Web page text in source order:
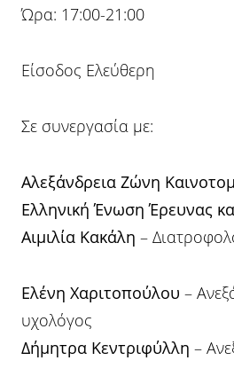
Ώρα: 17:00-21:00
Είσοδος Ελεύθερη
Σε συνεργασία με:
Αλεξάνδρεια Ζώνη
Ελληνική Ένωση Έρευνας
Αιμιλία Κακάλη –
Ελένη Χαριτοπούλου –
υχολόγος
Δήμητρα Κεντριφύλλη –